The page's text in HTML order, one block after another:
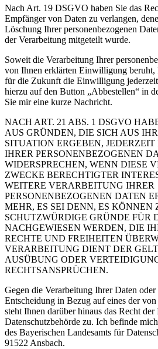
Nach Art. 19 DSGVO haben Sie das
Empfänger von Daten zu verlangen,
Löschung Ihrer personenbezogenen
der Verarbeitung mitgeteilt wurde.
Soweit die Verarbeitung Ihrer
von Ihnen erklärten Einwilligung
für die Zukunft die Einwilligung
hierzu auf den Button „Abbestellen“ in
Sie mir eine kurze Nachricht.
NACH ART. 21 ABS. 1 DSGVO
AUS GRÜNDEN, DIE SICH AUS
SITUATION ERGEBEN,
IHRER PERSONENBEZOGENEN
WIDERSPRECHEN, WENN DIESE
ZWECKE BERECHTIGTER
WEITERE VERARBEITUNG IHRER
PERSONENBEZOGENEN DATEN
MEHR, ES SEI DENN, ES KÖNNEN
SCHUTZWÜRDIGE GRÜNDE FÜR
NACHGEWIESEN WERDEN, DIE
RECHTE UND FREIHEITEN
VERARBEITUNG DIENT DER
AUSÜBUNG ODER
RECHTSANSPRÜCHEN.
Gegen die Verarbeitung Ihrer Daten
Entscheidung in Bezug auf eines der
steht Ihnen darüber hinaus das Recht
Datenschutzbehörde zu. Ich befinde
des Bayerischen Landesamts für
91522 Ansbach.